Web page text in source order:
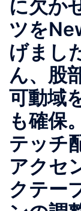
に欠か
ツを
げまし
ん、股
可動域
も確保
テッチ
アクセ
クテー